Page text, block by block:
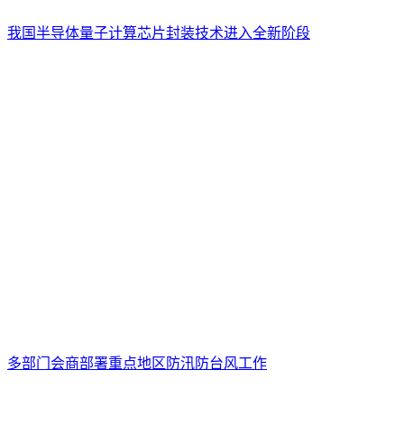
我国半导体量子计算芯片封装技术进入全新阶段
多部门会商部署重点地区防汛防台风工作